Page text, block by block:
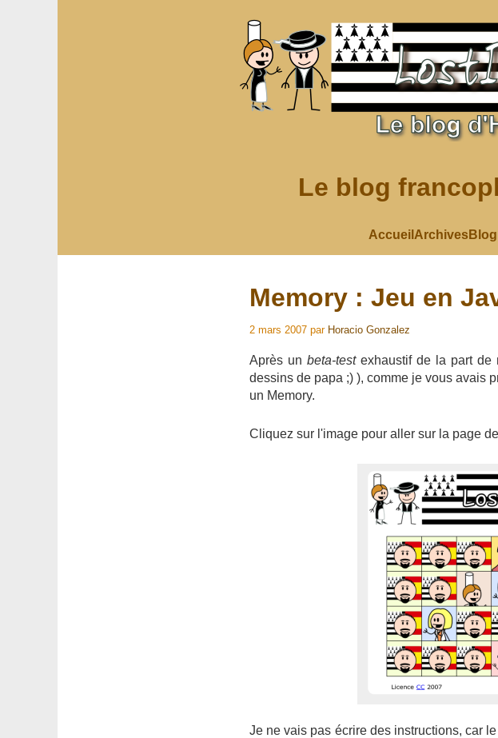
Le blog
Accueil Archives
Memory : Jeu en
2 mars 2007 par Horacio Gonzalez
Après un beta-testexhaustif de la part de
dessins de papa ;) ), comme je vous avais
un Memory.
Cliquez sur l'image pour aller sur la page
Je ne vais pas écrire des instructions, car